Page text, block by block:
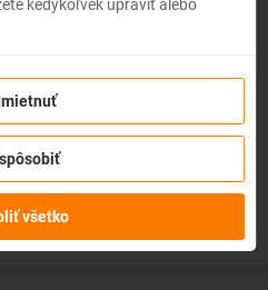
letenky
dôvodu
bez udania dôvodu!Po
údajov na letenke k
ceny z rezervácie.Službu si
rezervácie letenky.
kedykoľvek upraviť alebo
všetko